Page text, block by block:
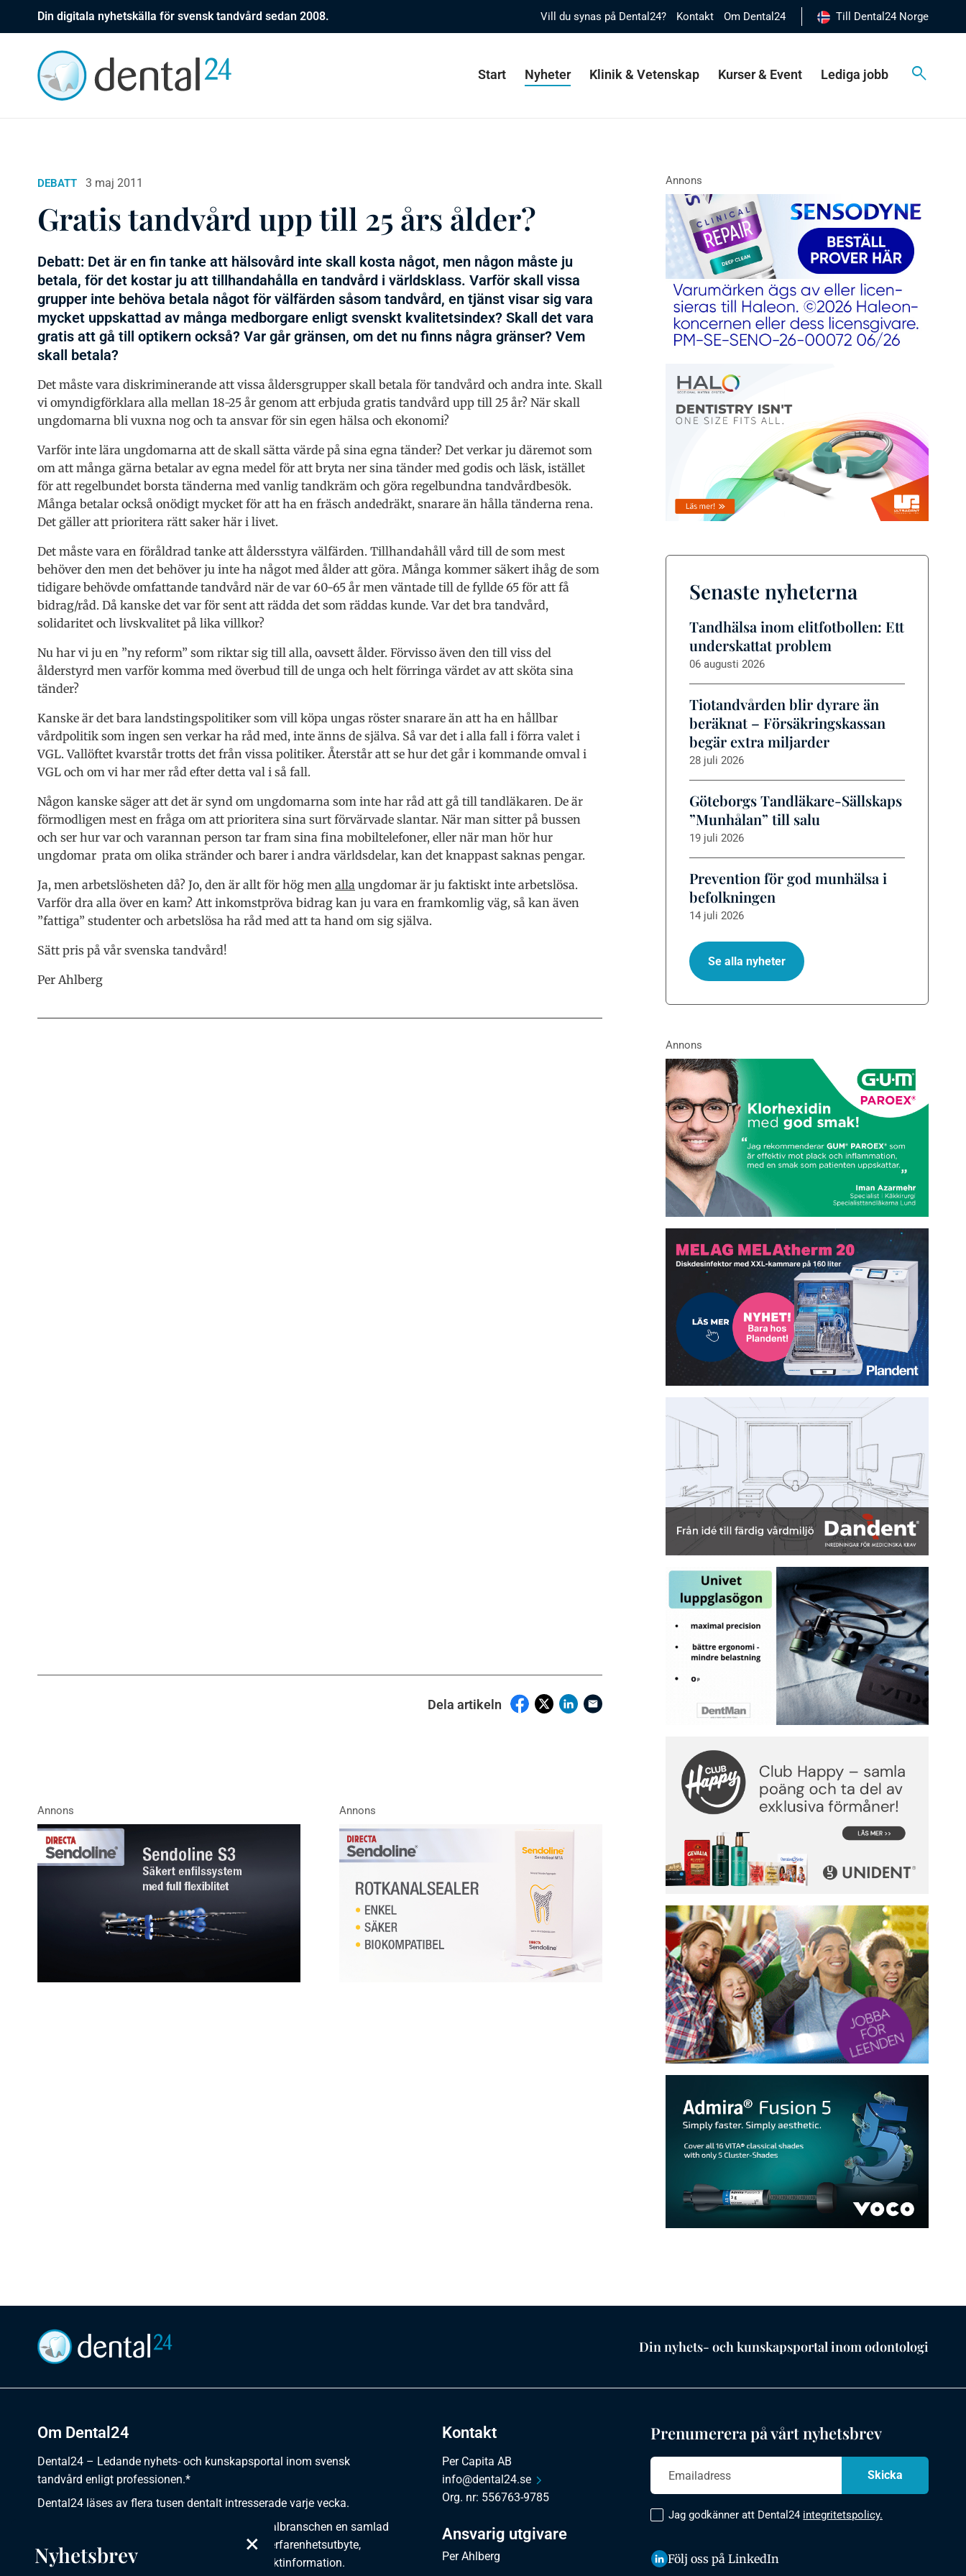
Din digitala nyhetskälla för svensk tandvård sedan 2008. Vill du synas på Dental24? Kontakt Om Dental24 Till Dental24 Norge
Start Nyheter Klinik & Vetenskap Kurser & Event Lediga jobb
DEBATT 3 maj 2011
Gratis tandvård upp till 25 års ålder?
Debatt: Det är en fin tanke att hälsovård inte skall kosta något, men någon måste ju
betala, för det kostar ju att tillhandahålla en tandvård i världsklass. Varför skall vissa
grupper inte behöva betala något för välfärden såsom tandvård, en tjänst visar sig vara
mycket uppskattad av många medborgare enligt svenskt kvalitetsindex? Skall det vara
gratis att gå till optikern också? Var går gränsen, om det nu finns några gränser? Vem
skall betala?
Det måste vara diskriminerande att vissa åldersgrupper skall betala för tandvård och andra inte. Skall
vi omyndigförklara alla mellan 18-25 år genom att erbjuda gratis tandvård upp till 25 år? När skall
ungdomarna bli vuxna nog och ta ansvar för sin egen hälsa och ekonomi?
Varför inte lära ungdomarna att de skall sätta värde på sina egna tänder? Det verkar ju däremot som
om att många gärna betalar av egna medel för att bryta ner sina tänder med godis och läsk, istället
för att regelbundet borsta tänderna med vanlig tandkräm och göra regelbundna tandvårdbesök.
Många betalar också onödigt mycket för att ha en fräsch andedräkt, snarare än hålla tänderna rena.
Det gäller att prioritera rätt saker här i livet.
Det måste vara en föråldrad tanke att åldersstyra välfärden. Tillhandahåll vård till de som mest
behöver den men det behöver ju inte ha något med ålder att göra. Många kommer säkert ihåg de som
tidigare behövde omfattande tandvård när de var 60-65 år men väntade till de fyllde 65 för att få
bidrag/råd. Då kanske det var för sent att rädda det som räddas kunde. Var det bra tandvård,
solidaritet och livskvalitet på lika villkor?
Nu har vi ju en ”ny reform” som riktar sig till alla, oavsett ålder. Förvisso även den till viss del
ålderstyrd men varför komma med överbud till de unga och helt förringa värdet av att sköta sina
tänder?
Kanske är det bara landstingspolitiker som vill köpa ungas röster snarare än att ha en hållbar
vårdpolitik som ingen sen verkar ha råd med, inte änns de själva. Så var det i alla fall i förra valet i
VGL. Vallöftet kvarstår trotts det från vissa politiker. Återstår att se hur det går i kommande omval i
VGL och om vi har mer råd efter detta val i så fall.
Någon kanske säger att det är synd om ungdomarna som inte har råd att gå till tandläkaren. De är
förmodligen mest en fråga om att prioritera sina surt förvärvade slantar. När man sitter på bussen
och ser hur var och varannan person tar fram sina fina mobiltelefoner, eller när man hör hur
ungdomar prata om olika stränder och barer i andra världsdelar, kan det knappast saknas pengar.
Ja, men arbetslösheten då? Jo, den är allt för hög men alla ungdomar är ju faktiskt inte arbetslösa.
Varför dra alla över en kam? Att inkomstpröva bidrag kan ju vara en framkomlig väg, så kan även
”fattiga” studenter och arbetslösa ha råd med att ta hand om sig själva.
Sätt pris på vår svenska tandvård!
Per Ahlberg
Dela artikeln
Senaste nyheterna
Tandhälsa inom elitfotbollen: Ett
underskattat problem
06 augusti 2026
Tiotandvården blir dyrare än
beräknat – Försäkringskassan
begär extra miljarder
28 juli 2026
Göteborgs Tandläkare-Sällskaps
”Munhålan” till salu
19 juli 2026
Prevention för god munhälsa i
befolkningen
14 juli 2026
Se alla nyheter
Din nyhets- och kunskapsportal inom odontologi
Om Dental24
Dental24 – Ledande nyhets- och kunskapsportal inom svensk
tandvård enligt professionen.*
Dental24 läses av flera tusen dentalt intresserade varje vecka.
Dental24 erbjuder yrkesverksamma inom dentalbranschen en samlad
plats för nyheter, kunskap, aktuella händelser, erfarenhetsutbyte,
utbildningar, artiklar, dokumentation och produktinformation.
Kontakt
Per Capita AB
info@dental24.se
Org. nr: 556763-9785
Ansvarig utgivare
Per Ahlberg
Prenumerera på vårt nyhetsbrev
Jag godkänner att Dental24 integritetspolicy.
Följ oss på LinkedIn
×
Nyhetsbrev